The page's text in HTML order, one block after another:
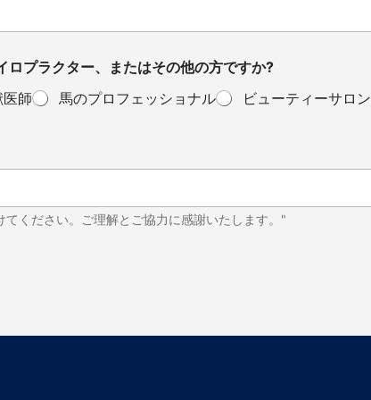
ロプラクター、またはその他の方ですか?
医師 馬のプロフェッショナル ビューティーサロン
ください。ご理解とご協力に感謝いたします。"